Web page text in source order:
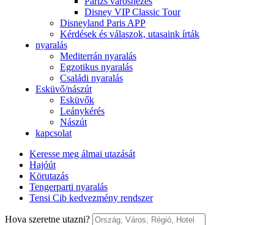
Disney VIP Classic Tour
Disneyland Paris APP
Kérdések és válaszok, utasaink írták
nyaralás
Mediterrán nyaralás
Egzotikus nyaralás
Családi nyaralás
Esküvő/nászút
Esküvők
Leánykérés
Nászút
kapcsolat
Keresse meg álmai utazását
Hajóút
Körutazás
Tengerparti nyaralás
Tensi Cib kedvezmény rendszer
Hova szeretne utazni?